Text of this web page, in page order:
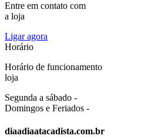
Entre em contato com
a loja
Ligar agora
Horário
Horário de funcionamento
loja
Segunda a sábado -
Domingos e Feriados -
diaadiaatacadista.com.br